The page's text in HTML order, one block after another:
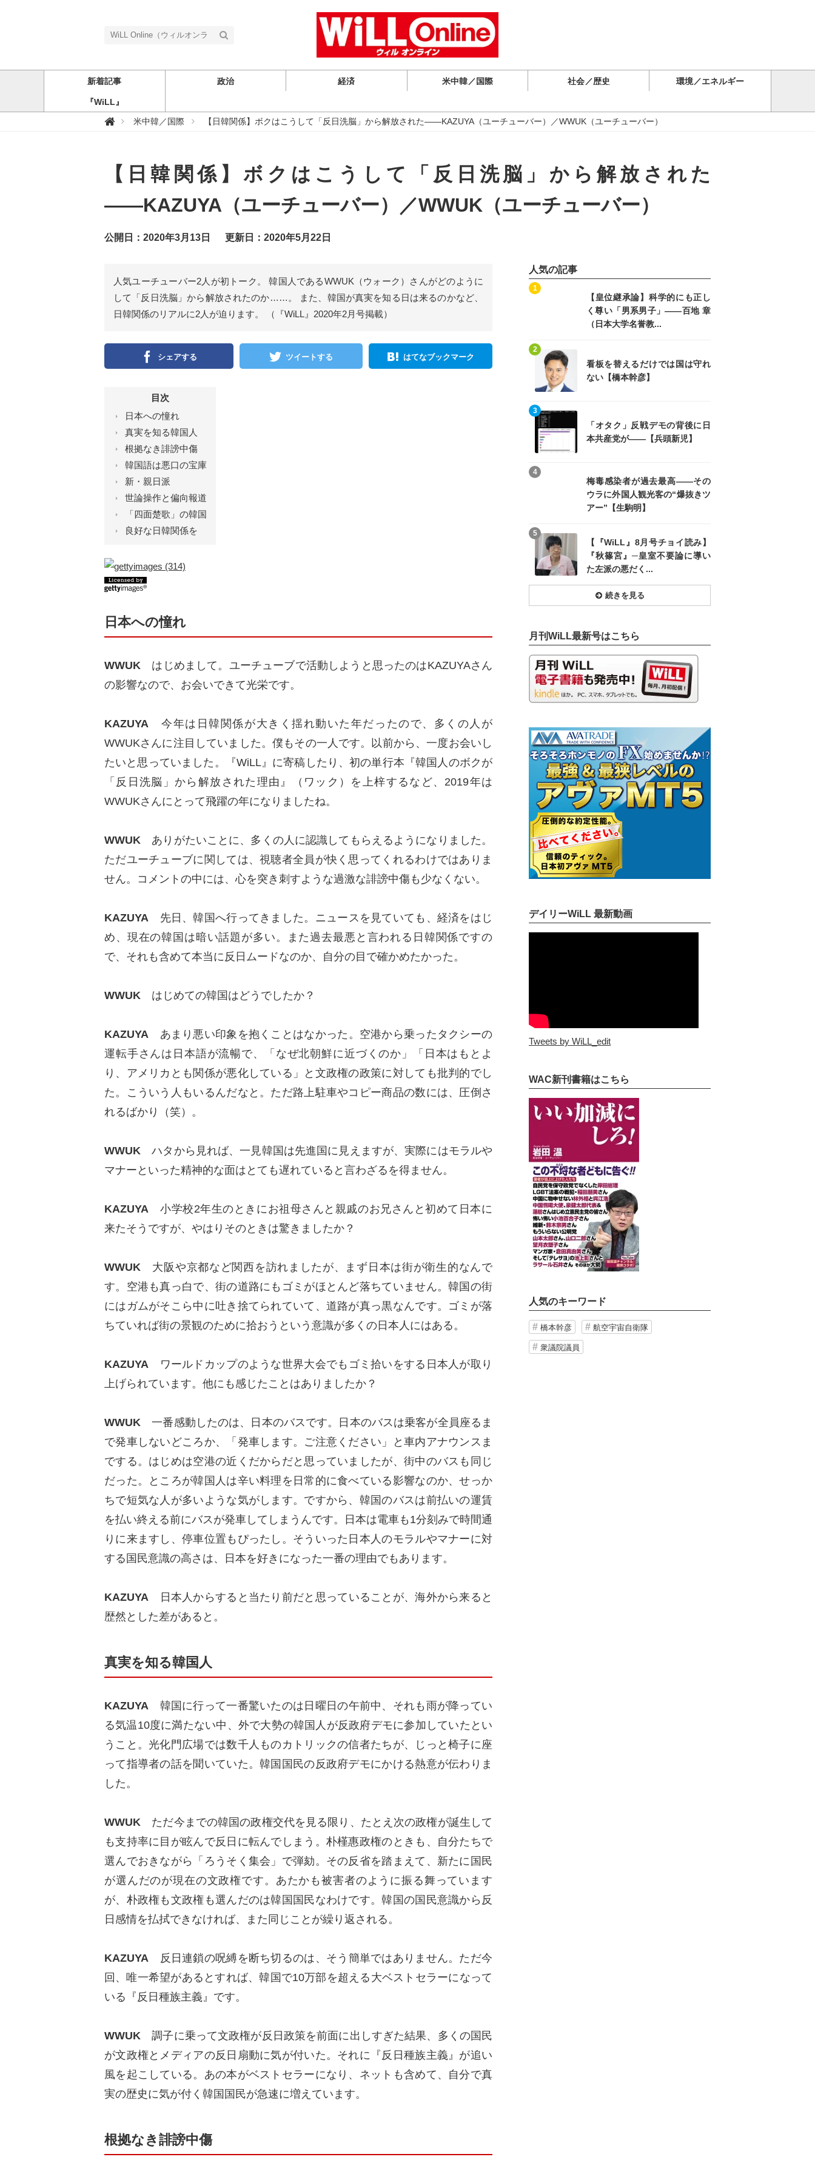
新着記事 政治 経済 米中韓／国際 社会／歴史 環境／エネルギー
『WiLL』
W
n
（
ル
オ
）
米中韓／国際 【日韓関係】ボクはこうして「反日洗脳」から解放された――KAZUYA（ユーチューバー）／WWUK（ユーチューバー）
【日韓関係】ボクはこうして「反日洗脳」から解放された
――KAZUYA（ユーチューバー）／WWUK（ユーチューバー）
公開日：2020年3月13日 更新日：2020年5月22日
人気ユーチューバー2人が初トーク。 韓国人であるWWUK（ウォーク）さんがどのように
して「反日洗脳」から解放されたのか……。 また、韓国が真実を知る日は来るのかなど、
日韓関係のリアルに2人が迫ります。 （『WiLL』2020年2月号掲載）
シェアする ツイートする はてなブックマーク
目次
日本への憧れ
真実を知る韓国人
根拠なき誹謗中傷
韓国語は悪口の宝庫
新・親日派
世論操作と偏向報道
「四面楚歌」の韓国
良好な日韓関係を
日本への憧れ
WWUK はじめまして。ユーチューブで活動しようと思ったのはKAZUYAさん
の影響なので、お会いできて光栄です。
KAZUYA 今年は日韓関係が大きく揺れ動いた年だったので、多くの人が
WWUKさんに注目していました。僕もその一人です。以前から、一度お会いし
たいと思っていました。『WiLL』に寄稿したり、初の単行本『韓国人のボクが
「反日洗脳」から解放された理由』（ワック）を上梓するなど、2019年は
WWUKさんにとって飛躍の年になりましたね。
WWUK ありがたいことに、多くの人に認識してもらえるようになりました。
ただユーチューブに関しては、視聴者全員が快く思ってくれるわけではありま
せん。コメントの中には、心を突き刺すような過激な誹謗中傷も少なくない。
KAZUYA 先日、韓国へ行ってきました。ニュースを見ていても、経済をはじ
め、現在の韓国は暗い話題が多い。また過去最悪と言われる日韓関係ですの
で、それも含めて本当に反日ムードなのか、自分の目で確かめたかった。
WWUK はじめての韓国はどうでしたか？
KAZUYA あまり悪い印象を抱くことはなかった。空港から乗ったタクシーの
運転手さんは日本語が流暢で、「なぜ北朝鮮に近づくのか」「日本はもとよ
り、アメリカとも関係が悪化している」と文政権の政策に対しても批判的でし
た。こういう人もいるんだなと。ただ路上駐車やコピー商品の数には、圧倒さ
れるばかり（笑）。
WWUK ハタから見れば、一見韓国は先進国に見えますが、実際にはモラルや
マナーといった精神的な面はとても遅れていると言わざるを得ません。
KAZUYA 小学校2年生のときにお祖母さんと親戚のお兄さんと初めて日本に
来たそうですが、やはりそのときは驚きましたか？
WWUK 大阪や京都など関西を訪れましたが、まず日本は街が衛生的なんで
す。空港も真っ白で、街の道路にもゴミがほとんど落ちていません。韓国の街
にはガムがそこら中に吐き捨てられていて、道路が真っ黒なんです。ゴミが落
ちていれば街の景観のために拾おうという意識が多くの日本人にはある。
KAZUYA ワールドカップのような世界大会でもゴミ拾いをする日本人が取り
上げられています。他にも感じたことはありましたか？
WWUK 一番感動したのは、日本のバスです。日本のバスは乗客が全員座るま
で発車しないどころか、「発車します。ご注意ください」と車内アナウンスま
でする。はじめは空港の近くだからだと思っていましたが、街中のバスも同じ
だった。ところが韓国人は辛い料理を日常的に食べている影響なのか、せっか
ちで短気な人が多いような気がします。ですから、韓国のバスは前払いの運賃
を払い終える前にバスが発車してしまうんです。日本は電車も1分刻みで時間通
りに来ますし、停車位置もぴったし。そういった日本人のモラルやマナーに対
する国民意識の高さは、日本を好きになった一番の理由でもあります。
KAZUYA 日本人からすると当たり前だと思っていることが、海外から来ると
歴然とした差があると。
真実を知る韓国人
KAZUYA 韓国に行って一番驚いたのは日曜日の午前中、それも雨が降ってい
る気温10度に満たない中、外で大勢の韓国人が反政府デモに参加していたとい
うこと。光化門広場では数千人ものカトリックの信者たちが、じっと椅子に座
って指導者の話を聞いていた。韓国国民の反政府デモにかける熱意が伝わりま
した。
WWUK ただ今までの韓国の政権交代を見る限り、たとえ次の政権が誕生して
も支持率に目が眩んで反日に転んでしまう。朴槿惠政権のときも、自分たちで
選んでおきながら「ろうそく集会」で弾劾。その反省を踏まえて、新たに国民
が選んだのが現在の文政権です。あたかも被害者のように振る舞っています
が、朴政権も文政権も選んだのは韓国国民なわけです。韓国の国民意識から反
日感情を払拭できなければ、また同じことが繰り返される。
KAZUYA 反日連鎖の呪縛を断ち切るのは、そう簡単ではありません。ただ今
回、唯一希望があるとすれば、韓国で10万部を超える大ベストセラーになって
いる『反日種族主義』です。
WWUK調子に乗って文政権が反日政策を前面に出しすぎた結果、多くの国民
が文政権とメディアの反日扇動に気が付いた。それに『反日種族主義』が追い
風を起こしている。あの本がベストセラーになり、ネットも含めて、自分で真
実の歴史に気が付く韓国国民が急速に増えています。
根拠なき誹謗中傷
人気の記事
【皇位継承論】科学的にも正し
く尊い「男系男子」――百地 章
（日本大学名誉教...
1
看板を替えるだけでは国は守れ
ない【橋本幹彦】
2
記事を読む
「オタク」反戦デモの背後に日
本共産党が――【兵頭新児】
3
梅毒感染者が過去最高――その
ウラに外国人観光客の“爆抜きツ
アー”【生駒明】
4
【『WiLL』8月号チョイ読み】
『秋篠宮』─皇室不要論に導い
た左派の悪だく...
5
続きを見る
月刊WiLL最新号はこちら
デイリーWiLL 最新動画
Tweets by WiLL_edit
WAC新刊書籍はこちら
人気のキーワード
橋本幹彦 航空宇宙自衛隊
衆議院議員